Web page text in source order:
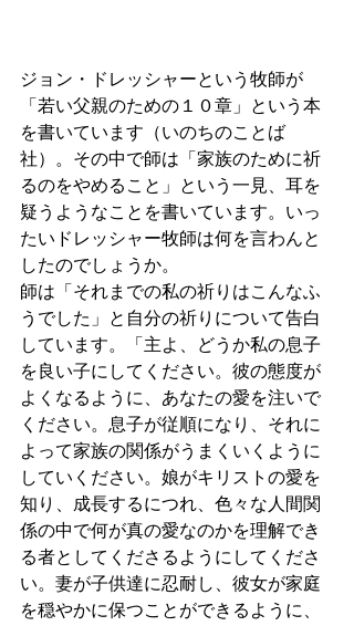
ジョン・ドレッシャーという牧師が
「若い父親のための１０章」という本
を書いています（いのちのことば
社）。その中で師は「家族のために祈
るのをやめること」という一見、耳を
疑うようなことを書いています。いっ
たいドレッシャー牧師は何を言わんと
したのでしょうか。
師は「それまでの私の祈りはこんなふ
うでした」と自分の祈りについて告白
しています。「主よ、どうか私の息子
を良い子にしてください。彼の態度が
よくなるように、あなたの愛を注いで
ください。息子が従順になり、それに
よって家族の関係がうまくいくように
していください。娘がキリストの愛を
知り、成長するにつれ、色々な人間関
係の中で何が真の愛なのかを理解でき
る者としてくださるようにしてくださ
い。妻が子供達に忍耐し、彼女が家庭
を穏やかに保つことができるように、